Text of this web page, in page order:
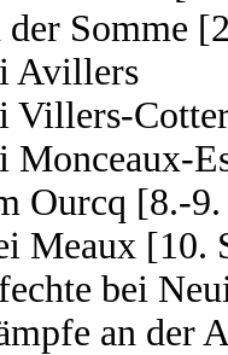
der Somme
Avillers
Villers-
Monceaux-
Ourcq [8.-
Meaux [10.
bei
an der